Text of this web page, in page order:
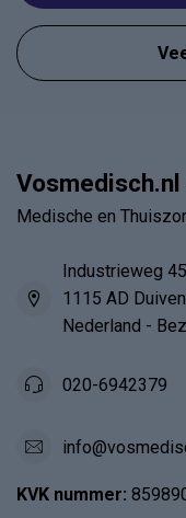
Vosmedisch.nl
Medische en
Industrieweg 45
1115 AD
Nederland -
020-6942379
KVK nummer: